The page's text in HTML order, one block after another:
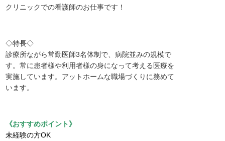
クリニックでの看護師のお仕事です！
◇特長◇
診療所ながら常勤医師3名体制で、病院並みの規模で
す。常に患者様や利用者様の身になって考える医療を
実施しています。アットホームな職場づくりに務めて
います。
《おすすめポイント》
未経験の方OK